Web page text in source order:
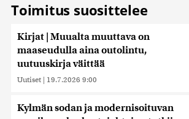
Toimitus suosittelee
Kirjat | Muualta muuttava on
maaseudulla aina outolintu,
uutuuskirja väittää
Uutiset | 19.7.2026 9:00
Kylmän sodan ja modernisoituvan